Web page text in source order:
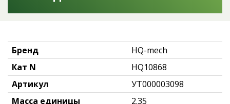
Бренд
HQ-mech
Кат N
HQ10868
Артикул
УТ000003098
Масса единицы
2.35